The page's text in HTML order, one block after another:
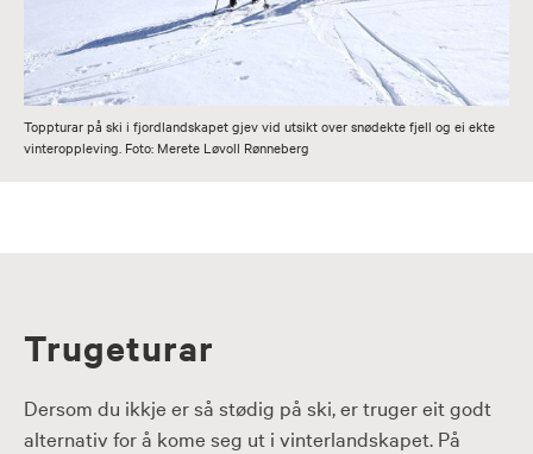
Toppturar på ski i fjordlandskapet gjev vid utsikt over snødekte fjell og ei ekte
vinteroppleving. Foto: Merete Løvoll Rønneberg
Trugeturar
Dersom du ikkje er så stødig på ski, er truger eit godt
alternativ for å kome seg ut i vinterlandskapet. På